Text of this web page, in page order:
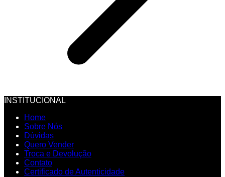
INSTITUCIONAL
Home
Sobre Nós
Dúvidas
Quero Vender
Troca e Devolução
Contato
Certificado de Autenticidade